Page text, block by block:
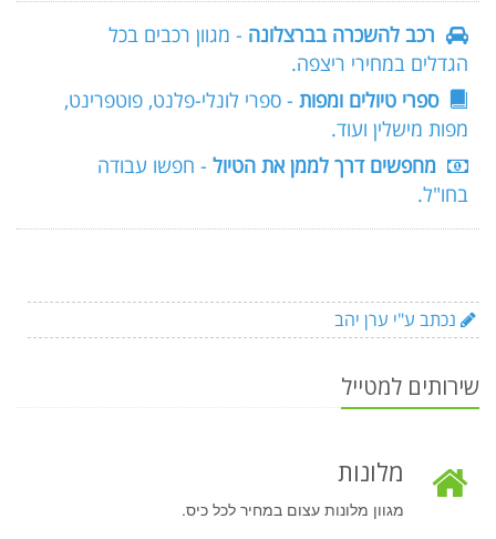
רכב להשכרה בברצלונה - מגוון רכבים בכל
הגדלים במחירי ריצפה.
ספרי טיולים ומפות - ספרי לונלי-פלנט, פוטפרינט,
מפות מישלין ועוד.
מחפשים דרך לממן את הטיול - חפשו עבודה
בחו"ל.
נכתב ע"י ערן יהב
שירותים למטייל
מלונות
מגוון מלונות עצום במחיר לכל כיס.